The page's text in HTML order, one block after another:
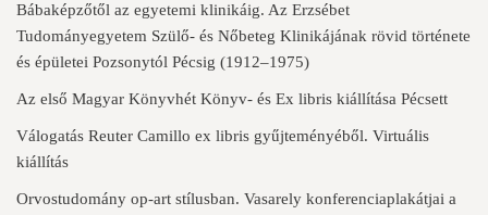
Bábaképzőtől az egyetemi klinikáig. Az Erzsébet
Tudományegyetem Szülő- és Nőbeteg Klinikájának rövid története
és épületei Pozsonytól Pécsig (1912–1975)
Az első Magyar Könyvhét Könyv- és Ex libris kiállítása Pécsett
Válogatás Reuter Camillo ex libris gyűjteményéből. Virtuális
kiállítás
Orvostudomány op-art stílusban. Vasarely konferenciaplakátjai a